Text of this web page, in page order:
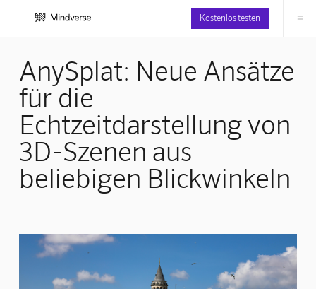
Kostenlos testen ≡
AnySplat: Neue Ansätze
für die
Echtzeitdarstellung von
3D-Szenen aus
beliebigen Blickwinkeln